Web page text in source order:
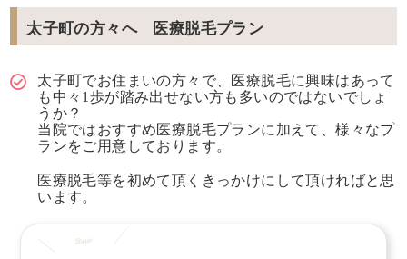
太子町の方々へ 医療脱毛プラン
太子町でお住まいの方々で、医療脱毛に興味はあって
も中々1歩が踏み出せない方も多いのではないでしょ
うか？
当院ではおすすめ医療脱毛プランに加えて、様々なプ
ランをご用意しております。
医療脱毛等を初めて頂くきっかけにして頂ければと思
います。